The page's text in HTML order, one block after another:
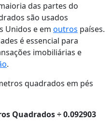
das partes do
são usados
Unidos e em outros países.
é essencial para
imobiliárias e
.
quadrados em pés
Quadrados ÷ 0.092903